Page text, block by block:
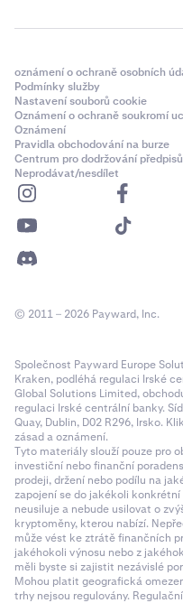
oznámení o ochraně osobních
Podmínky služby
Nastavení souborů cookie
Oznámení o ochraně soukromí
Oznámení
Pravidla obchodování na burze
Centrum pro dodržování předpisů
Neprodávat/nesdílet
© 2011 – 2026 Payward, Inc.
Společnost Payward Europe
Kraken, podléhá regulaci Irské
Global Solutions Limited,
regulaci Irské centrální banky.
Quay, Dublin, D02 R296, Irsko.
zásad a oznámení.
Tyto materiály slouží pouze pro
investiční nebo finanční
prodeji, držení nebo podílu na
zapojení se do jakékoli
neusiluje a nebude usilovat o
kryptoměny, kterou nabízí.
může vést ke ztrátě finančních
jakéhokoli výnosu nebo z
měli byste si zajistit nezávislé
Mohou platit geografická
trhy nejsou regulovány.